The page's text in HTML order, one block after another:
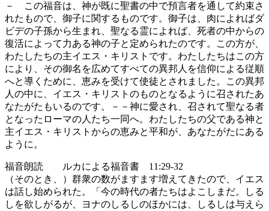
－ この福音は、神が既に聖書の中で預言者を通して約束さ
れたもので、御子に関するものです。御子は、肉によればダ
ビデの子孫から生まれ、聖なる霊によれば、死者の中からの
復活によって力ある神の子と定められたのです。この方が、
わたしたちの主イエス・キリストです。わたしたちはこの方
により、その御名を広めてすべての異邦人を信仰による従順
へと導くために、恵みを受けて使徒とされました。この異邦
人の中に、イエス・キリストのものとなるように召されたあ
なたがたもいるのです。－－神に愛され、召されて聖なる者
となったローマの人たち一同へ。わたしたちの父である神と
主イエス・キリストからの恵みと平和が、あなたがたにある
ように。
福音朗読 ルカによる福音書 11:29-32
（そのとき、）群衆の数がますます増えてきたので、イエス
は話し始められた。「今の時代の者たちはよこしまだ。しる
しを欲しがるが、ヨナのしるしのほかには、しるしは与えら